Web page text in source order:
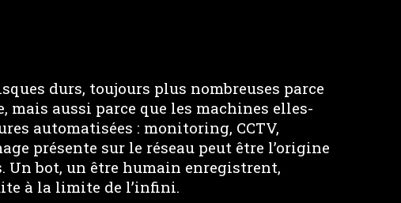
durs, toujours plus nombreuses parce
mais aussi parce que les machines elles-
automatisées : monitoring, CCTV,
présente sur le réseau peut être l’origine
Un bot, un être humain enregistrent,
à la limite de l’infini.